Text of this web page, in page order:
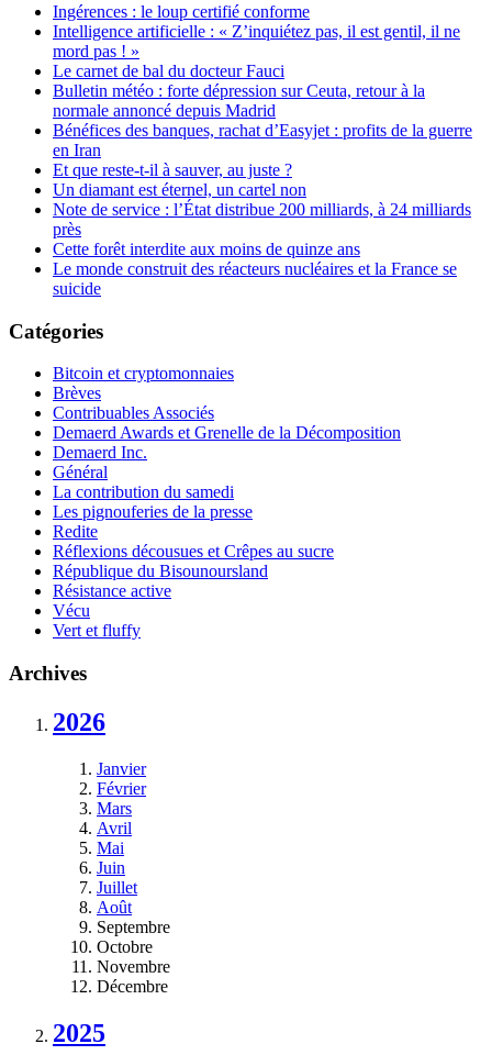
Ingérences : le loup certifié conforme
Intelligence artificielle : « Z’inquiétez pas, il est gentil, il ne
mord pas ! »
Le carnet de bal du docteur Fauci
Bulletin météo : forte dépression sur Ceuta, retour à la
normale annoncé depuis Madrid
Bénéfices des banques, rachat d’Easyjet : profits de la guerre
en Iran
Et que reste-t-il à sauver, au juste ?
Un diamant est éternel, un cartel non
Note de service : l’État distribue 200 milliards, à 24 milliards
près
Cette forêt interdite aux moins de quinze ans
Le monde construit des réacteurs nucléaires et la France se
suicide
Catégories
Bitcoin et cryptomonnaies
Brèves
Contribuables Associés
Demaerd Awards et Grenelle de la Décomposition
Demaerd Inc.
Général
La contribution du samedi
Les pignouferies de la presse
Redite
Réflexions décousues et Crêpes au sucre
République du Bisounoursland
Résistance active
Vécu
Vert et fluffy
Archives
2026
Janvier
Février
Mars
Avril
Mai
Juin
Juillet
Août
Septembre
Octobre
Novembre
Décembre
2025